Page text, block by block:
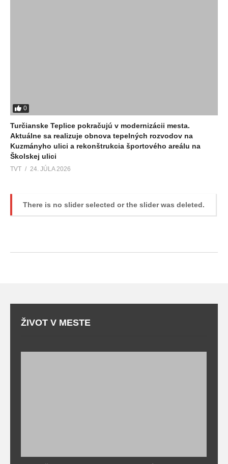
0
Turčianske Teplice pokračujú v modernizácii mesta.
Aktuálne sa realizuje obnova tepelných rozvodov na
Kuzmányho ulici a rekonštrukcia športového areálu na
Školskej ulici
TVT 24. JÚLA 2026
There is no slider selected or the slider was deleted.
ŽIVOT V MESTE